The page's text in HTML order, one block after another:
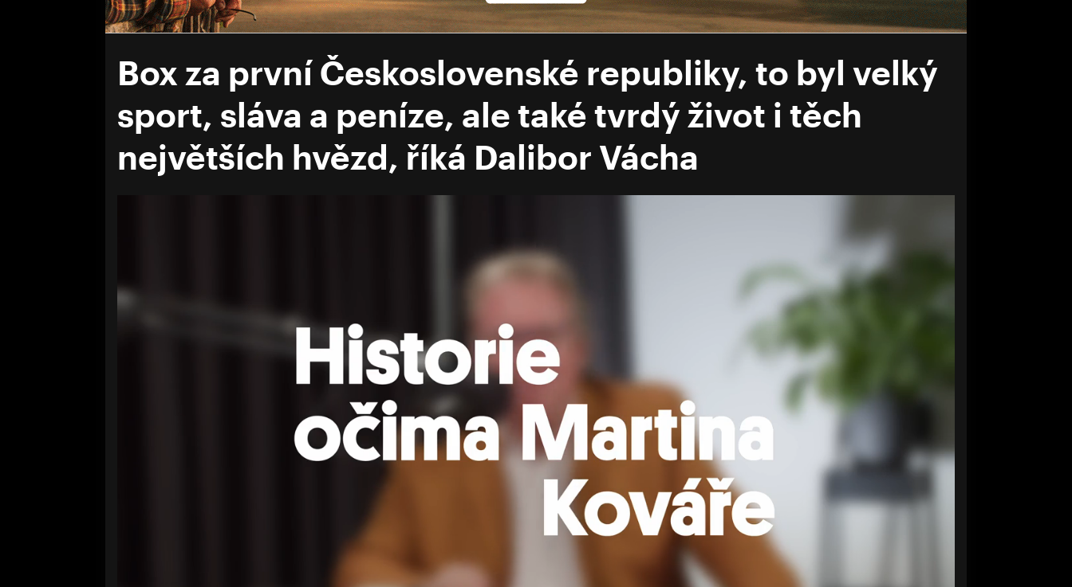
Box za první Československé republiky, to byl velký
sport, sláva a peníze, ale také tvrdý život i těch
největších hvězd, říká Dalibor Vácha